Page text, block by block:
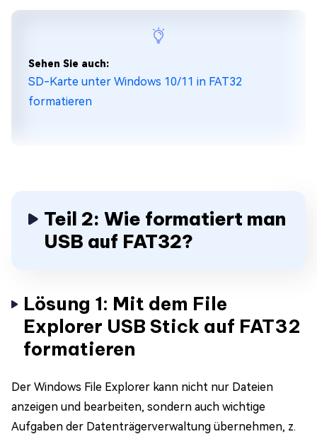
Sehen Sie auch:
SD-Karte unter Windows 10/11 in FAT32
formatieren
Teil 2: Wie formatiert man
USB auf FAT32?
Lösung 1: Mit dem File
Explorer USB Stick auf FAT32
formatieren
Der Windows File Explorer kann nicht nur Dateien
anzeigen und bearbeiten, sondern auch wichtige
Aufgaben der Datenträgerverwaltung übernehmen, z.